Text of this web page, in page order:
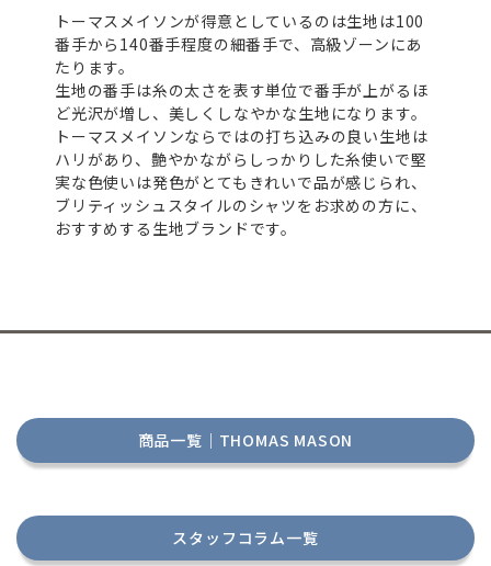
トーマスメイソンが得意としているのは生地は100
番手から140番手程度の細番手で、高級ゾーンにあ
たります。
生地の番手は糸の太さを表す単位で番手が上がるほ
ど光沢が増し、美しくしなやかな生地になります。
トーマスメイソンならではの打ち込みの良い生地は
ハリがあり、艶やかながらしっかりした糸使いで堅
実な色使いは発色がとてもきれいで品が感じられ、
ブリティッシュスタイルのシャツをお求めの方に、
おすすめする生地ブランドです。
商品一覧｜THOMAS MASON
スタッフコラム一覧